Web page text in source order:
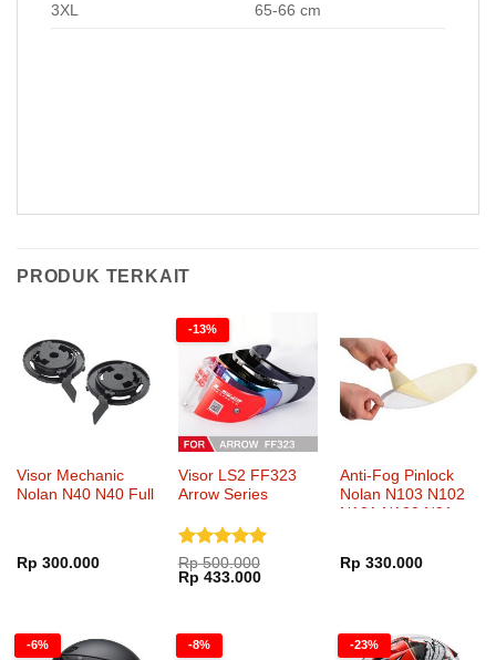
3XL 65-66 cm
PRODUK TERKAIT
Visor Mechanic
Nolan N40 N40 Full
Rp 300.000
-13%
Visor LS2 FF323
Arrow Series
Dinilai5
dari 5
Rp500.000
Harga
aslinya
Rp 433.000Harga
Rp 433.000.
Anti-Fog Pinlock
Nolan N103 N102
N101 N100 N91
Rp 330.000
-6% -8% -23%